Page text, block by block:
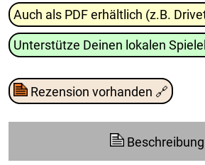
Auch als PDF erhältlich (z.B.
Unterstütze Deinen lokalen
Rezension vorhanden 🔗
Beschreibung